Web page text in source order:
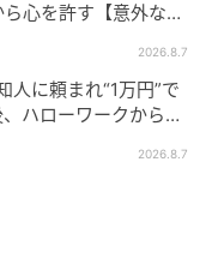
心を許す【意外な親
2026.8.7
人に頼まれ“1万円”で
ハローワークから届
2026.8.7